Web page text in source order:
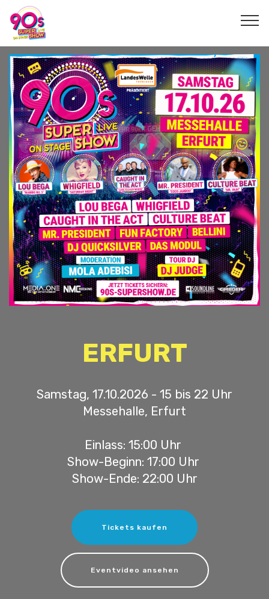
ERFURT
Samstag, 17.10.2026 - 15 bis 22 Uhr
Messehalle, Erfurt
Einlass: 15:00 Uhr
Show-Beginn: 17:00 Uhr
Show-Ende: 22:00 Uhr
Tickets kaufen
Eventvideo ansehen